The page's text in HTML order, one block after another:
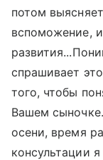
потом
вспоможение,
спрашивает
того, чтобы
Вашем
осени, время
консультации